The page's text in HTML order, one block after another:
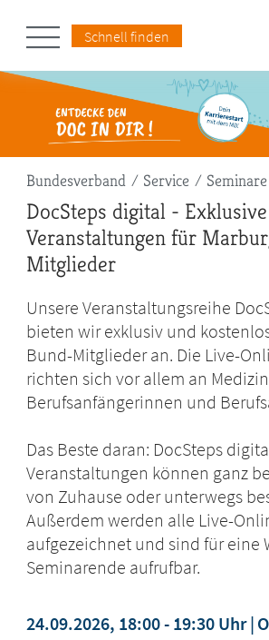
Schnell finden
Pfadnavigation
Bundesverband Service Seminare
DocSteps digital - Exklusive
Veranstaltungen für
Mitglieder
Unsere Veranstaltungsreihe
bieten wir exklusiv und
Bund-Mitglieder an. Die Live-
richten sich vor allem an
Berufsanfängerinnen und
Das Beste daran: DocSteps
Veranstaltungen können ganz
von Zuhause oder unterwegs
Außerdem werden alle Live-
aufgezeichnet und sind für eine
Seminarende aufrufbar.
24.09.2026, 18:00 - 19:30 Uhr